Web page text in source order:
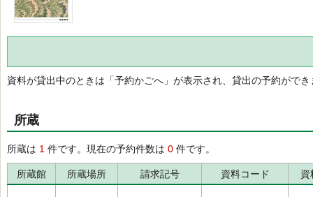
資料が貸出中のときは「予約かごへ」が表示され、貸出の予約ができ
所蔵
所蔵は 1 件です。現在の予約件数は 0 件です。
所蔵館 所蔵場所 請求記号 資料コード 資